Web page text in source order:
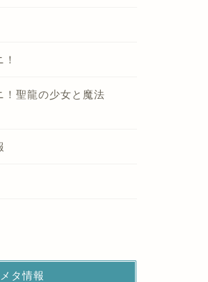
！聖龍の少女と魔法
メタ情報